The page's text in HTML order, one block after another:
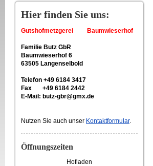
Hier finden Sie uns:
Gutshofmetzgerei Baumwieserhof
Familie Butz GbR
Baumwieserhof 6
63505 Langenselbold
Telefon +49 6184 3417
Fax +49 6184 2442
E-Mail: butz-gbr@gmx.de
Nutzen Sie auch unser Kontaktformular.
Öffnungszeiten
Hofladen